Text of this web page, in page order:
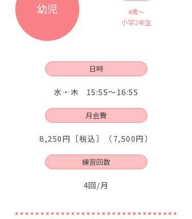
幼児
4歳～
小学2年生
日時
水・木 15:55～16:55
月会費
8,250円［税込］（7,500円）
練習回数
4回/月